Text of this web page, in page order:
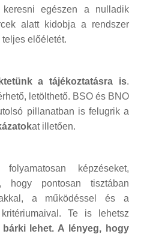
egészen a nulladik
alatt kidobja a rendszer
előéletét.
a tájékoztatásra is.
letölthető. BSO és BNO
pillanatban is felugrik a
at illetően.
képzéseket,
hogy pontosan tisztában
a működéssel és a
Te is lehetsz
lehet. A lényeg, hogy